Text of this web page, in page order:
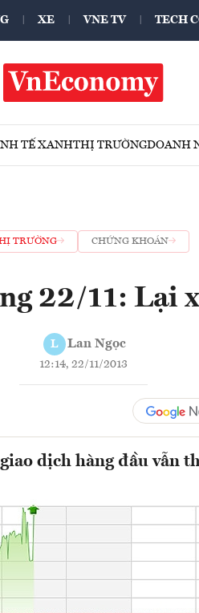
XE VNE TV TECH
TẾ XANHTHỊ TRƯỜNGDOANH
TRƯỜNG CHỨNG KHOÁN
22/11: Lại
L Lan Ngọc
12:14, 22/11/2013
dịch hàng đầu vẫn